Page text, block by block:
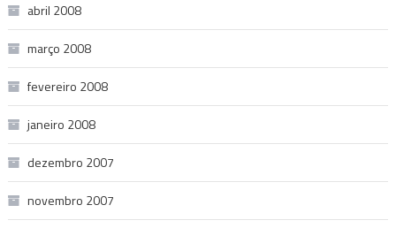
abril 2008
março 2008
fevereiro 2008
janeiro 2008
dezembro 2007
novembro 2007